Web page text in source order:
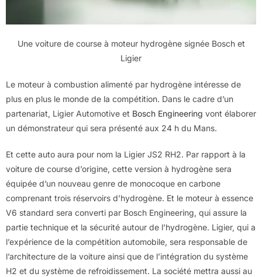
Une voiture de course à moteur hydrogène signée Bosch et
Ligier
Le moteur à combustion alimenté par hydrogène intéresse de
plus en plus le monde de la compétition. Dans le cadre d’un
partenariat, Ligier Automotive et Bosch Engineering vont élaborer
un démonstrateur qui sera présenté aux 24 h du Mans.
Et cette auto aura pour nom la Ligier JS2 RH2. Par rapport à la
voiture de course d’origine, cette version à hydrogène sera
équipée d’un nouveau genre de monocoque en carbone
comprenant trois réservoirs d’hydrogène. Et le moteur à essence
V6 standard sera converti par Bosch Engineering, qui assure la
partie technique et la sécurité autour de l’hydrogène. Ligier, qui a
l’expérience de la compétition automobile, sera responsable de
l’architecture de la voiture ainsi que de l’intégration du système
H2 et du système de refroidissement. La société mettra aussi au